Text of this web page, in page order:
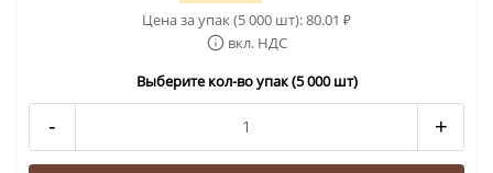
Цена за упак (5 000 шт):80.01 ₽
вкл. НДС
Выберите кол-во упак (5 000 шт)
- +